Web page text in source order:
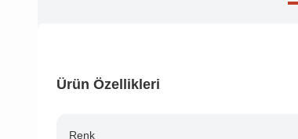
Ürün Özellikleri
Renk